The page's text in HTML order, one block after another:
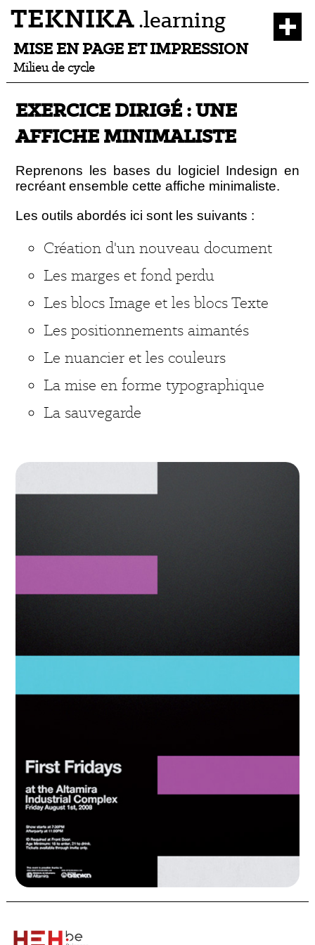
TEKNIKA.learning
MISE EN PAGE ET IMPRESSION
Milieu de cycle
EXERCICE DIRIGÉ : UNE
AFFICHE MINIMALISTE
Reprenons les bases du logiciel Indesign en
recréant ensemble cette affiche minimaliste.
Les outils abordés ici sont les suivants :
Création d'un nouveau document
Les marges et fond perdu
Les blocs Image et les blocs Texte
Les positionnements aimantés
Le nuancier et les couleurs
La mise en forme typographique
La sauvegarde